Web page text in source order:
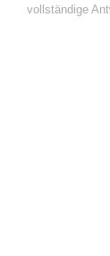
vollständige